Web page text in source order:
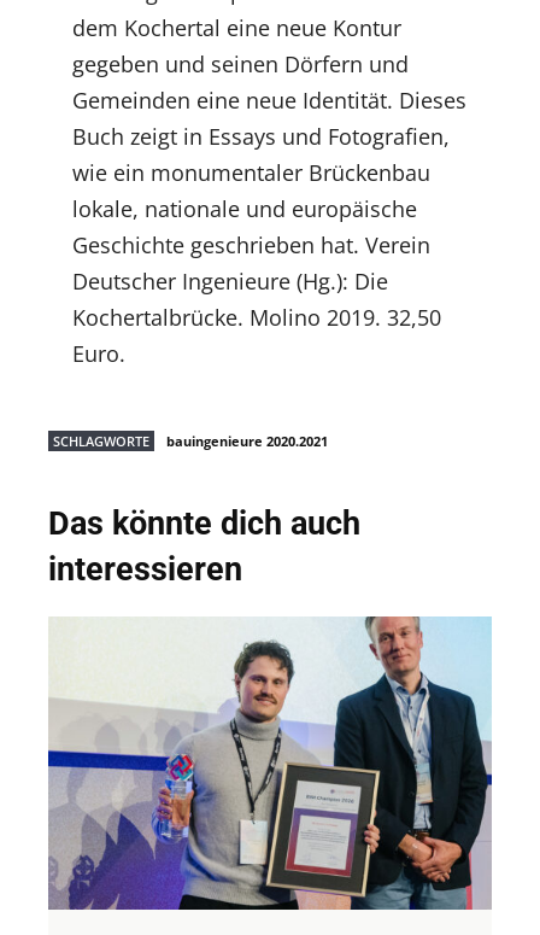
dem Kochertal eine neue Kontur
gegeben und seinen Dörfern und
Gemeinden eine neue Identität. Dieses
Buch zeigt in Essays und Fotografien,
wie ein monumentaler Brückenbau
lokale, nationale und europäische
Geschichte geschrieben hat. Verein
Deutscher Ingenieure (Hg.): Die
Kochertalbrücke. Molino 2019. 32,50
Euro.
SCHLAGWORTE bauingenieure 2020.2021
Das könnte dich auch
interessieren